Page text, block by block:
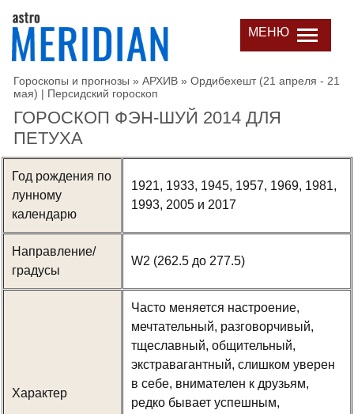
МЕНЮ
Гороскопы и прогнозы » АРХИВ » Ордибехешт (21 апреля - 21
мая) | Персидский гороскоп
ГОРОСКОП ФЭН-ШУЙ 2014 ДЛЯ
ПЕТУХА
Год рождения по
лунному
календарю
1921, 1933, 1945, 1957, 1969, 1981,
1993, 2005 и 2017
Направление/
градусы
W2 (262.5 до 277.5)
Характер
Часто меняется настроение,
мечтательный, разговорчивый,
тщеславный, общительный,
экстравагантный, слишком уверен
в себе, внимателен к друзьям,
редко бывает успешным,